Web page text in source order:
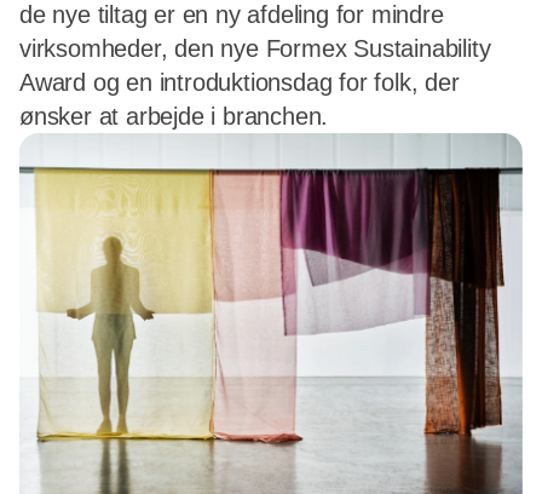
de nye tiltag er en ny afdeling for mindre
virksomheder, den nye Formex Sustainability
Award og en introduktionsdag for folk, der
ønsker at arbejde i branchen.